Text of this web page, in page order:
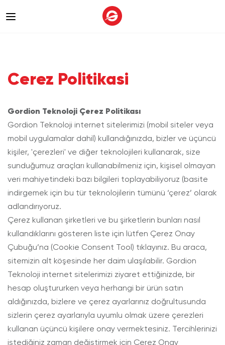
Cerez Politikasi
Gordion Teknoloji Çerez Politikası
Gordion Teknoloji internet sitelerimizi (mobil siteler veya
mobil uygulamalar dahil) kullandığınızda, bizler ve üçüncü
kişiler, 'çerezleri' ve diğer teknolojileri kullanarak, size
sunduğumuz araçları kullanabilmeniz için, kişisel olmayan
veri mahiyetindeki bazı bilgileri toplayabiliyoruz (basite
indirgemek için bu tür teknolojilerin tümünü ‘çerez’ olarak
adlandırıyoruz.
Çerez kullanan şirketleri ve bu şirketlerin bunları nasıl
kullandıklarını gösteren liste için lütfen Çerez Onay
Çubuğu’na (Cookie Consent Tool) tıklayınız. Bu araca,
sitemizin alt köşesinde her daim ulaşılabilir. Gordion
Teknoloji internet sitelerimizi ziyaret ettiğinizde, bir
hesap oluştururken veya herhangi bir ürün satın
aldığınızda, bizlere ve çerez ayarlarınız doğrultusunda
sizlerin çerez ayarlarıyla uyumlu olmak üzere çerezleri
kullanan üçüncü kişilere onay vermektesiniz. Tercihlerinizi
istediğiniz zaman değiştirmek için Çerez Onay